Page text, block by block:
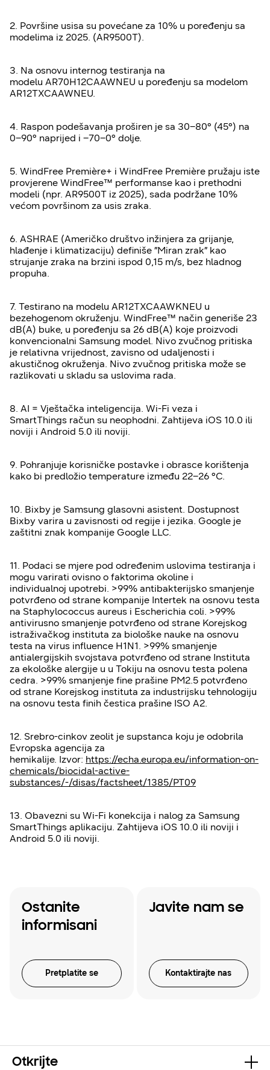
2. Površine usisa su povećane za 10% u poređenju sa
modelima iz 2025. (AR9500T).
3. Na osnovu internog testiranja na
modelu AR70H12CAAWNEU u poređenju sa modelom
AR12TXCAAWNEU.
4. Raspon podešavanja proširen je sa 30–80° (45°) na
0–90° naprijed i –70–0° dolje.
5. WindFree Première+ i WindFree Première pružaju iste
provjerene WindFree™ performanse kao i prethodni
modeli (npr. AR9500T iz 2025), sada podržane 10%
većom površinom za usis zraka.
6. ASHRAE (Američko društvo inžinjera za grijanje,
hlađenje i klimatizaciju) definiše ”Miran zrak” kao
strujanje zraka na brzini ispod 0,15 m/s, bez hladnog
propuha.
7. Testirano na modelu AR12TXCAAWKNEU u
bezehogenom okruženju. WindFree™ način generiše 23
dB(A) buke, u poređenju sa 26 dB(A) koje proizvodi
konvencionalni Samsung model. Nivo zvučnog pritiska
je relativna vrijednost, zavisno od udaljenosti i
akustičnog okruženja. Nivo zvučnog pritiska može se
razlikovati u skladu sa uslovima rada.
8. AI = Vještačka inteligencija. Wi-Fi veza i
SmartThings račun su neophodni. Zahtijeva iOS 10.0 ili
noviji i Android 5.0 ili noviji.
9. Pohranjuje korisničke postavke i obrasce korištenja
kako bi predložio temperature između 22–26 °C.
10. Bixby je Samsung glasovni asistent. Dostupnost
Bixby varira u zavisnosti od regije i jezika. Google je
zaštitni znak kompanije Google LLC.
11. Podaci se mjere pod određenim uslovima testiranja i
mogu varirati ovisno o faktorima okoline i
individualnoj upotrebi. >99% antibakterijsko smanjenje
potvrđeno od strane kompanije Intertek na osnovu testa
na Staphylococcus aureus i Escherichia coli. >99%
antivirusno smanjenje potvrđeno od strane Korejskog
istraživačkog instituta za biološke nauke na osnovu
testa na virus influence H1N1. >99% smanjenje
antialergijskih svojstava potvrđeno od strane Instituta
za ekološke alergije u u Tokiju na osnovu testa polena
cedra. >99% smanjenje fine prašine PM2.5 potvrđeno
od strane Korejskog instituta za industrijsku tehnologiju
na osnovu testa finih čestica prašine ISO A2.
12. Srebro-cinkov zeolit je supstanca koju je odobrila
Evropska agencija za
hemikalije. Izvor: https://echa.europa.eu/information-on-
chemicals/biocidal-active-
substances/-/disas/factsheet/1385/PT09
13. Obavezni su Wi-Fi konekcija i nalog za Samsung
SmartThings aplikaciju. Zahtijeva iOS 10.0 ili noviji i
Android 5.0 ili noviji.
Ostanite
informisani
Pretplatite se
Javite nam se
Kontaktirajte nas
Otkrijte